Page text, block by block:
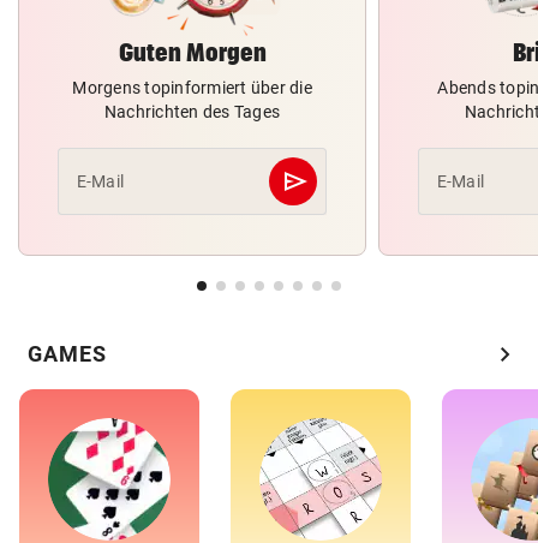
Guten Morgen
Morgens topinformiert über die
Nachrichten des Tages
E-Mail send
Abschicken
Abends
E-Mail
GAMES chevron_right